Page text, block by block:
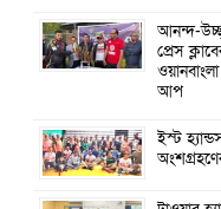
আনন্দ-
প্রেস
আপ
ইস্ট